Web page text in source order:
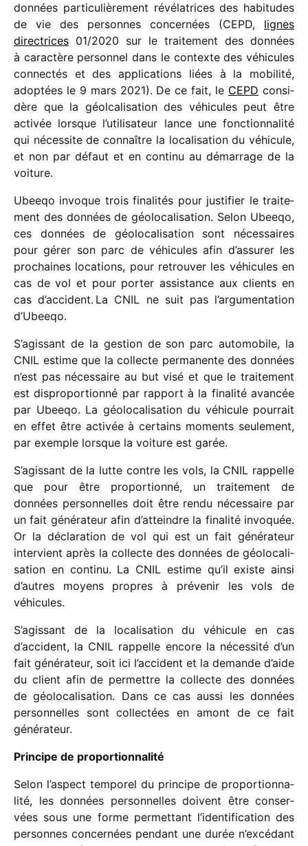
données parti­cu­liè­re­ment révé­la­trices des habi­tudes
de vie des personnes concer­nées (CEPD, lignes
direc­trices 01/​2020 sur le trai­te­ment des données
à carac­tère person­nel dans le contexte des véhi­cules
connec­tés et des appli­ca­tions liées à la mobi­lité,
adop­tées le 9 mars 2021). De ce fait, le CEPD consi­
dère que la géol­ca­li­sa­tion des véhi­cules peut être
acti­vée lorsque l’utilisateur lance une fonc­tion­na­lité
qui néces­site de connaître la loca­li­sa­tion du véhi­cule,
et non par défaut et en continu au démar­rage de la
voiture.
Ubeeqo invoque trois fina­li­tés pour justi­fier le trai­te­
ment des données de géolo­ca­li­sa­tion. Selon Ubeeqo,
ces données de géolo­ca­li­sa­tion sont néces­saires
pour gérer son parc de véhi­cules afin d’as­su­rer les
prochaines loca­tions, pour retrou­ver les véhi­cules en
cas de vol et pour porter assis­tance aux clients en
cas d’accident. La CNIL ne suit pas l’argumentation
d’Ubeeqo.
S’agissant de la gestion de son parc auto­mo­bile, la
CNIL estime que la collecte perma­nente des données
n’est pas néces­saire au but visé et que le trai­te­ment
est dispro­por­tionné par rapport à la fina­lité avan­cée
par Ubeeqo. La géolo­ca­li­sa­tion du véhi­cule pour­rait
en effet être acti­vée à certains moments seule­ment,
par exemple lorsque la voiture est garée.
S’agissant de la lutte contre les vols, la CNIL rappelle
que pour être propor­tionné, un trai­te­ment de
données person­nelles doit être rendu néces­saire par
un fait géné­ra­teur afin d’atteindre la fina­lité invo­quée.
Or la décla­ra­tion de vol qui est un fait géné­ra­teur
inter­vient après la collecte des données de géolo­ca­li­
sa­tion en continu. La CNIL estime qu’il existe ainsi
d’autres moyens propres à préve­nir les vols de
véhicules.
S’agissant de la loca­li­sa­tion du véhi­cule en cas
d’accident, la CNIL rappelle encore la néces­sité d’un
fait géné­ra­teur, soit ici l’accident et la demande d’aide
du client afin de permettre la collecte des données
de géolo­ca­li­sa­tion. Dans ce cas aussi les données
person­nelles sont collec­tées en amont de ce fait
générateur.
Principe de proportionnalité
Selon l’aspect tempo­rel du prin­cipe de propor­tion­na­
lité, les données person­nelles doivent être conser­
vées sous une forme permet­tant l’iden­ti­fi­ca­tion des
personnes concer­nées pendant une durée n’ex­cé­dant